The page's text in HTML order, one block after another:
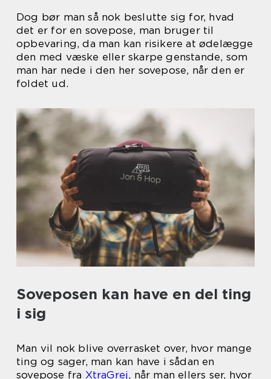
Dog bør man så nok beslutte sig for, hvad
det er for en sovepose, man bruger til
opbevaring, da man kan risikere at ødelægge
den med væske eller skarpe genstande, som
man har nede i den her sovepose, når den er
foldet ud.
Soveposen kan have en del ting
i sig
Man vil nok blive overrasket over, hvor mange
ting og sager, man kan have i sådan en
sovepose fra XtraGrej, når man ellers ser, hvor